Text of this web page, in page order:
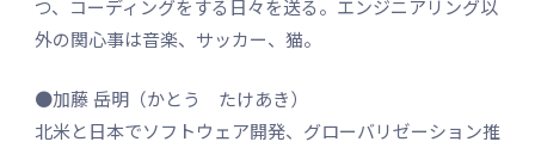
つ、コーディングをする日々を送る。エンジニアリング以
外の関心事は音楽、サッカー、猫。
●加藤 岳明（かとう たけあき）
北米と日本でソフトウェア開発、グローバリゼーション推